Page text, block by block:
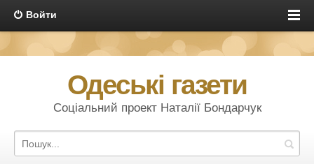
Войти
Одеські газети
Соціальний проект Наталії Бондарчук